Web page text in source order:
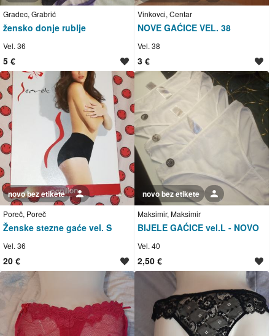
žensko donje rublje
Gradec, Grabrić
Vel. 36
5 €
NOVE GAĆICE VEL. 38
Vinkovci, Centar
Vel. 38
3 €
Ženske stezne gaće vel. S
Poreč, Poreč
novo bez etikete
Vel. 36
20 €
BIJELE GAĆICE vel.L - NOVO
Maksimir, Maksimir
novo bez etikete
Vel. 40
2,50 €